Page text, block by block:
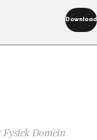
Download
Fysiek Domein